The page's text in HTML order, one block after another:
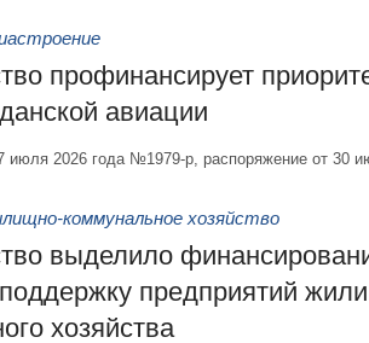
профинансирует
авиации
июля 2026 года №1979-р, распоряжение от 30
коммунальное хозяйство
выделило
предприятий
хозяйства